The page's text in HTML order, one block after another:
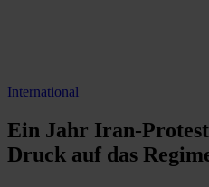
International
Ein Jahr Iran-
Druck auf das